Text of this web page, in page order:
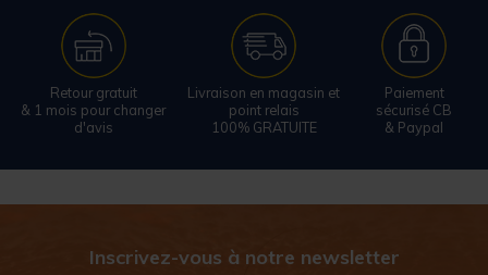
Retour gratuit
& 1 mois pour changer
d'avis
Livraison en magasin et
point relais
100% GRATUITE
Paiement
sécurisé CB
& Paypal
Inscrivez-vous à notre newsletter